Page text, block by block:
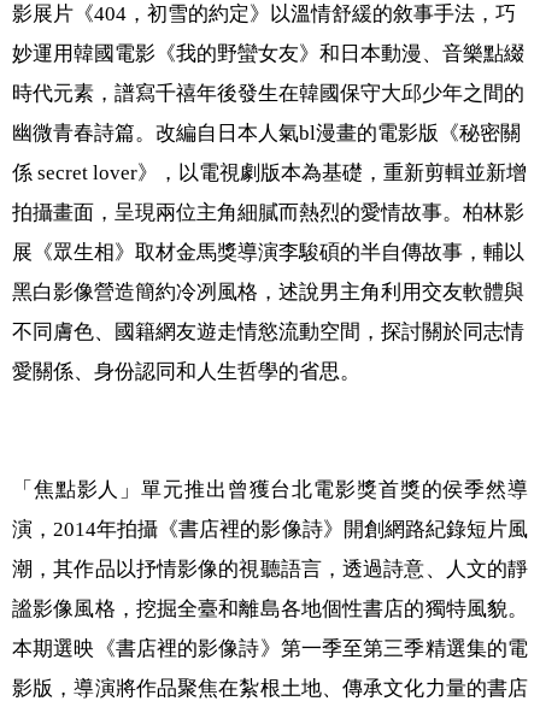
影展片《404，初雪的約定》以溫情舒緩的敘事手法，巧
妙運用韓國電影《我的野蠻女友》和日本動漫、音樂點綴
時代元素，譜寫千禧年後發生在韓國保守大邱少年之間的
幽微青春詩篇。改編自日本人氣bl漫畫的電影版《秘密關
係 secret lover》，以電視劇版本為基礎，重新剪輯並新增
拍攝畫面，呈現兩位主角細膩而熱烈的愛情故事。柏林影
展《眾生相》取材金馬獎導演李駿碩的半自傳故事，輔以
黑白影像營造簡約冷冽風格，述說男主角利用交友軟體與
不同膚色、國籍網友遊走情慾流動空間，探討關於同志情
愛關係、身份認同和人生哲學的省思。
「焦點影人」單元推出曾獲台北電影獎首獎的侯季然導
演，2014年拍攝《書店裡的影像詩》開創網路紀錄短片風
潮，其作品以抒情影像的視聽語言，透過詩意、人文的靜
謐影像風格，挖掘全臺和離島各地個性書店的獨特風貌。
本期選映《書店裡的影像詩》第一季至第三季精選集的電
影版，導演將作品聚焦在紮根土地、傳承文化力量的書店